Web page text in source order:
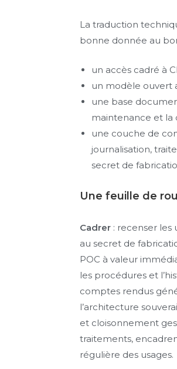
La traduction
bonne donnée au
un accès cadré à
un modèle ouvert
une base
maintenance et
une couche de
journalisation,
secret de
Une feuille de
Cadrer : recenser les
au secret de
POC à valeur
les procédures et
comptes rendus
l’architecture
et cloisonnement
traitements,
régulière des usages.